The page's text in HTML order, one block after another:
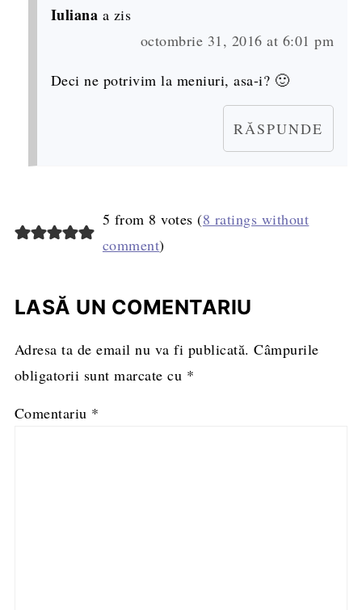
Iuliana a zis
octombrie 31, 2016 at 6:01 pm
Deci ne potrivim la meniuri, asa-i? 🙂
RĂSPUNDE
5 from 8 votes (8 ratings without
comment)
LASĂ UN COMENTARIU
Adresa ta de email nu va fi publicată. Câmpurile
obligatorii sunt marcate cu *
Comentariu *